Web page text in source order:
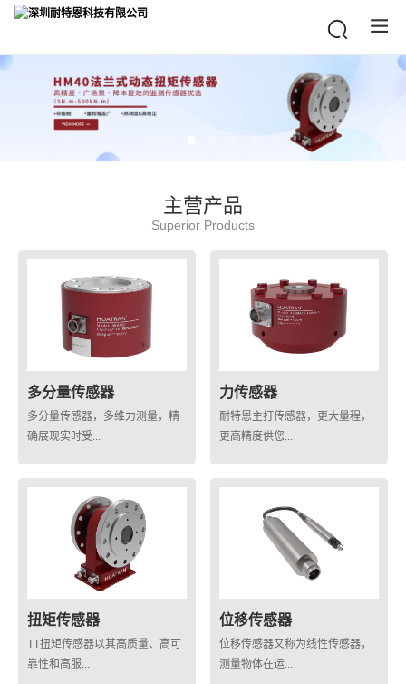
主营产品
Superior Products
多分量传感器
多分量传感器，多维力测量，精
确展现实时受...
力传感器
耐特恩主打传感器，更大量程，
更高精度供您...
扭矩传感器
TT扭矩传感器以其高质量、高可
靠性和高服...
位移传感器
位移传感器又称为线性传感器，
测量物体在运...